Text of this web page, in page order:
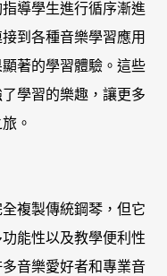
導學生進行循序漸進
到各種音樂學習應用
著的學習體驗。這些
學習的樂趣，讓更多
。
複製傳統鋼琴，但它
能性以及教學便利性
音樂愛好者和專業音